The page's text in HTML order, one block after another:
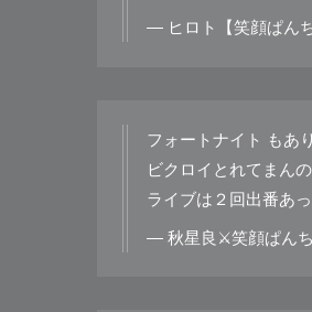
— ヒロト【笑顔ぱん
フォートナイト もあ
ビクロイとれてまんの
ライブは２回出番あ
— 秋星良⚔️笑顔ぱん